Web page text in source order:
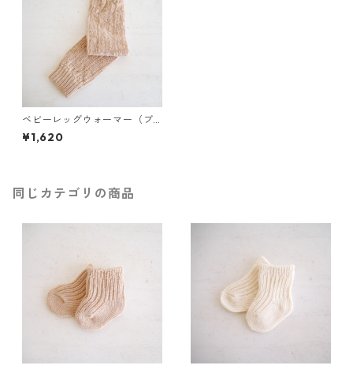
ベビーレッグウォーマー（ブ
ラウン）
¥1,620
同じカテゴリの商品